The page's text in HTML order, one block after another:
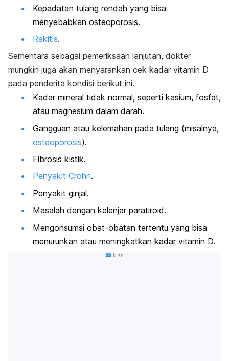
Kepadatan tulang rendah yang bisa
menyebabkan osteoporosis.
Rakitis.
Sementara sebagai pemeriksaan lanjutan, dokter
mungkin juga akan menyarankan cek kadar vitamin D
pada penderita kondisi berikut ini.
Kadar mineral tidak normal, seperti kasium, fosfat,
atau magnesium dalam darah.
Gangguan atau kelemahan pada tulang (misalnya,
osteoporosis).
Fibrosis kistik.
Penyakit Crohn.
Penyakit ginjal.
Masalah dengan kelenjar paratiroid.
Mengonsumsi obat-obatan tertentu yang bisa
menurunkan atau meningkatkan kadar vitamin D.
Iklan